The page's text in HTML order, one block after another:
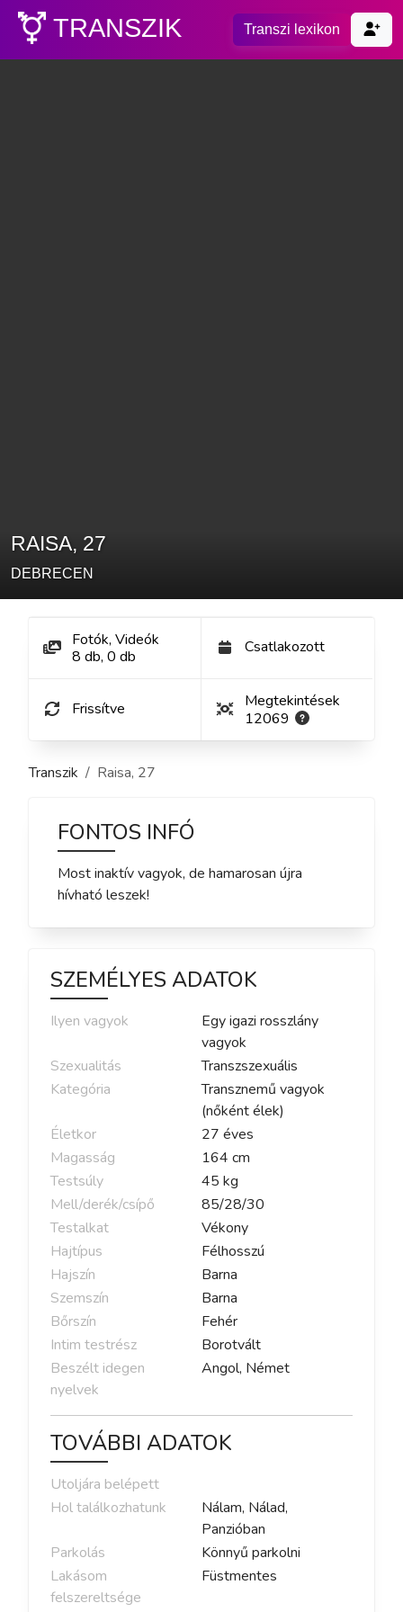
TRANSZIK Transzi lexikon
RAISA, 27
DEBRECEN
Fotók, Videók
8 db, 0 db Csatlakozott
Frissítve
Megtekintések
12069
Transzik Raisa, 27
FONTOS INFÓ
Most inaktív vagyok, de hamarosan újra
hívható leszek!
SZEMÉLYES ADATOK
Ilyen vagyok
Egy igazi rosszlány
vagyok
Szexualitás
Transzszexuális
Kategória
Transznemű vagyok
(nőként élek)
Életkor
27 éves
Magasság
164 cm
Testsúly
45 kg
Mell/derék/csípő
85/28/30
Testalkat
Vékony
Hajtípus
Félhosszú
Hajszín
Barna
Szemszín
Barna
Bőrszín
Fehér
Intim testrész
Borotvált
Beszélt idegen
nyelvek
Angol, Német
TOVÁBBI ADATOK
Utoljára belépett
Hol találkozhatunk
Nálam, Nálad,
Panzióban
Parkolás
Könnyű parkolni
Lakásom
felszereltsége
Füstmentes